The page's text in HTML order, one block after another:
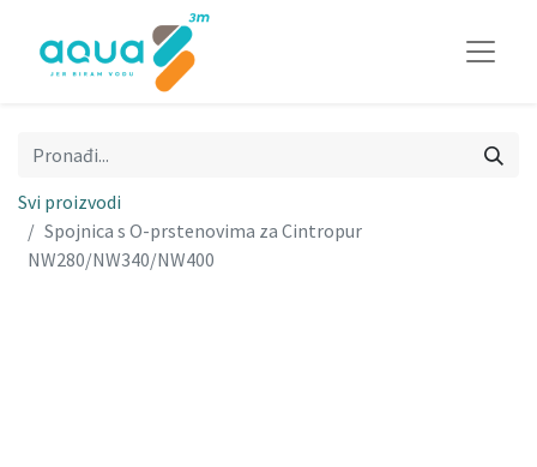
Svi proizvodi
Spojnica s O-prstenovima za Cintropur
NW280/NW340/NW400